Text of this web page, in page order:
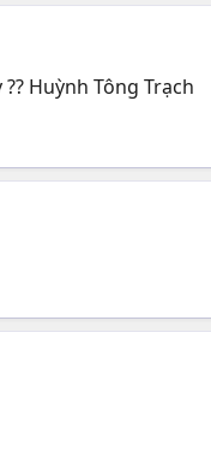
Huỳnh Tông Trạch